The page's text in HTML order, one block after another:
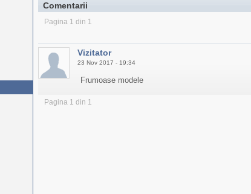
Comentarii
Pagina 1 din 1
Vizitator
23 Nov 2017 - 19:34
Frumoase modele
Pagina 1 din 1